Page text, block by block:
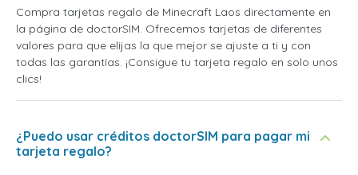
Compra tarjetas regalo de Minecraft Laos directamente en
la página de doctorSIM. Ofrecemos tarjetas de diferentes
valores para que elijas la que mejor se ajuste a ti y con
todas las garantías. ¡Consigue tu tarjeta regalo en solo unos
clics!
¿Puedo usar créditos doctorSIM para pagar mi
tarjeta regalo?